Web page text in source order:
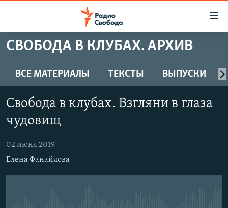
упрощенного
Вернуться
к
основному
Вернутся
навигации
Вернутся
ПРОГРАММЫ
ПОДКАСТЫ
ЦИТАТЫ СВОБОДЫ
МНЕНИЯ
КУЛЬТУРА
IDEL.РЕАЛИИ
СВОБОДА В КЛУБАХ. АРХИВ
ВСЕ МАТЕРИАЛЫ ТЕКСТЫ ВЫПУСКИ
Свобода в клубах. Взгляни в глаза
чудовищ
02 июня 2019
Елена Фанайлова